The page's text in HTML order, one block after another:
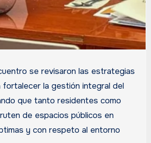
se revisaron las estrategias
fortalecer la gestión integral del
que tanto residentes como
de espacios públicos en
y con respeto al entorno